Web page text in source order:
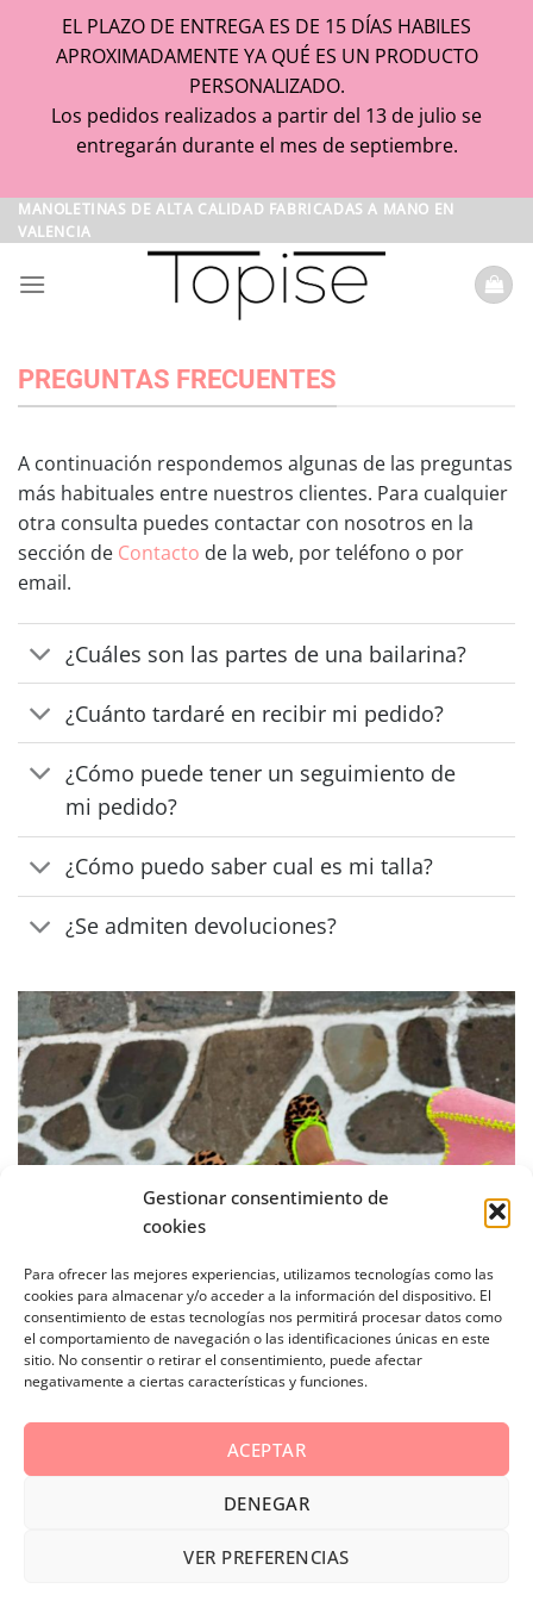
EL PLAZO DE ENTREGA ES DE 15 DÍAS HABILES
APROXIMADAMENTE YA QUÉ ES UN PRODUCTO
PERSONALIZADO.
Los pedidos realizados a partir del 13 de julio se
entregarán durante el mes de septiembre.
Gestionar consentimiento de
cookies
Para ofrecer las mejores experiencias, utilizamos tecnologías como las
cookies para almacenar y/o acceder a la información del dispositivo. El
consentimiento de estas tecnologías nos permitirá procesar datos como
el comportamiento de navegación o las identificaciones únicas en este
sitio. No consentir o retirar el consentimiento, puede afectar
negativamente a ciertas características y funciones.
ACEPTAR
DENEGAR
VER PREFERENCIAS
Saltar
al
contenido
MANOLETINAS DE ALTA CALIDAD FABRICADAS A MANO EN
VALENCIA
PREGUNTAS FRECUENTES
A continuación respondemos algunas de las preguntas
más habituales entre nuestros clientes. Para cualquier
otra consulta puedes contactar con nosotros en la
sección de Contacto de la web, por teléfono o por
email.
¿Cuáles son las partes de una bailarina?
¿Cuánto tardaré en recibir mi pedido?
¿Cómo puede tener un seguimiento de
mi pedido?
¿Cómo puedo saber cual es mi talla?
¿Se admiten devoluciones?
POLÍTICA DE PRIVACIDAD
CONDICIONES GENERALES
ENVÍOS